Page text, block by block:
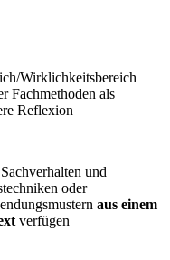
Wirklichkeitsbereich
Fachmethoden als
Reflexion
und
oder
aus einem
verfügen